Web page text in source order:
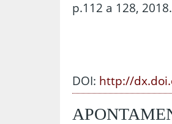
p.112 a 128, 2018.
DOI: http://